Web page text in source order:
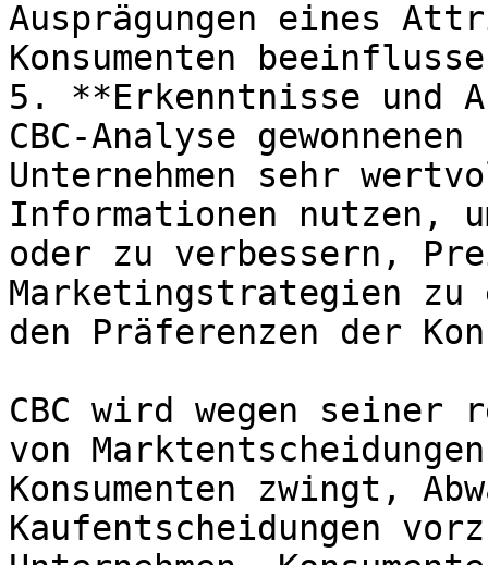
Ausprägungen eines
Konsumenten
5. **Erkenntnisse und
CBC-Analyse
Unternehmen sehr
Informationen nutzen,
oder zu verbessern,
Marketingstrategien
den Präferenzen der
CBC wird wegen seiner
von
Konsumenten zwingt,
Kaufentscheidungen